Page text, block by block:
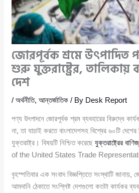
জোরপূর্বক শ্রমে উৎপাদিত
শুরু যুক্তরাষ্ট্রের, তালিকায়
দেশ
/অর্থনীতি,আন্তর্জাতিক / By Desk Report
পণ্য উৎপাদনে জোরপূর্বক শ্রম ব্যবহারের বিরুদ্ধে
না, তা যাচাই করতে বাংলাদেশসহ বিশ্বের ৬০টি
যুক্তরাষ্ট্র। বিষয়টি নিশ্চিত করেছেযুক্তরাষ্ট্রের
of the United States Trade
বৃহস্পতিবার এক সংবাদ বিজ্ঞপ্তিতে সংস্থাটি জানায়,
আমদানি ঠেকাতে সংশ্লিষ্ট দেশগুলো কতটা কার্যকর